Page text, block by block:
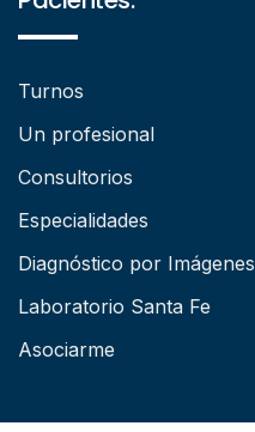
Turnos
Un profesional
Consultorios
Especialidades
Diagnóstico por Imágenes
Laboratorio Santa Fe
Asociarme